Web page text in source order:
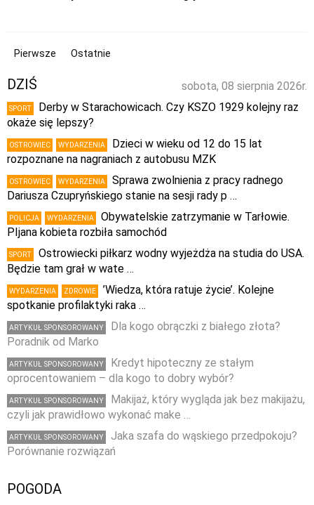
Pierwsze Ostatnie
sobota, 08 sierpnia 2026r.
DZIŚ
SPORT
Derby w Starachowicach. Czy KSZO 1929 kolejny raz
okaże się lepszy?
OSTROWIEC WYDARZENIA
Dzieci w wieku od 12 do 15 lat
rozpoznane na nagraniach z autobusu MZK
OSTROWIEC WYDARZENIA
Sprawa zwolnienia z pracy radnego
Dariusza Czupryńskiego stanie na sesji rady p …
POLICJA WYDARZENIA
Obywatelskie zatrzymanie w Tarłowie.
PIjana kobieta rozbiła samochód
SPORT
Ostrowiecki piłkarz wodny wyjeżdża na studia do USA.
Będzie tam grał w wate …
WYDARZENIA ZDROWIE
’Wiedza, która ratuje życie’. Kolejne
spotkanie profilaktyki raka …
ARTYKUŁ SPONSOROWANY
Dla kogo obrączki z białego złota?
Poradnik od Marko
ARTYKUŁ SPONSOROWANY
Kredyt hipoteczny ze stałym
oprocentowaniem – dla kogo to dobry wybór?
ARTYKUŁ SPONSOROWANY
Makijaż, który wygląda jak bez makijażu,
czyli jak prawidłowo wykonać make …
ARTYKUŁ SPONSOROWANY
Jaka szafa do wąskiego przedpokoju?
Porównanie rozwiązań
POGODA